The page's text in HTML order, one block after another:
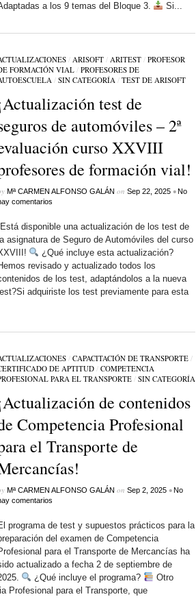
a los 9 temas del Bloque 3.
Si...
/ ARISOFT/ ARITEST/ PROFESOR
FORMACIÓN VIAL/ PROFESORES DE
/ SIN CATEGORÍ­A/ TEST DE ARISOFT
test de
de automóviles – 2ª
curso XXVIII
de formación vial!
Mª CARMEN ALFONSO GALÁN on Sep 22, 2025 •No
comentarios
disponible una actualización de los test de
la asignatura de Seguro de Automóviles del curso
¿Qué incluye esta actualización?
revisado y actualizado todos los
de los test, adaptándolos a la nueva
adquiriste los test previamente para esta
/ CAPACITACIÓN DE TRANSPORTE/
DE APTITUD/ COMPETENCIA
PARA EL TRANSPORTE/ SIN CATEGORÍ­A
de contenidos
Competencia Profesional
el Transporte de
Mª CARMEN ALFONSO GALÁN on Sep 2, 2025 •No
comentarios
programa de test y supuestos prácticos para la
del examen de Competencia
para el Transporte de Mercancías ha
actualizado a fecha 2 de septiembre de
¿Qué incluye el programa?
Otro
Profesional para el Transporte, que